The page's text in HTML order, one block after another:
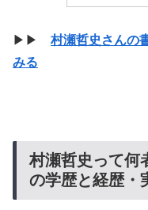
▶▶村瀬哲史さんの
みる
村瀬哲史って何
の学歴と経歴・